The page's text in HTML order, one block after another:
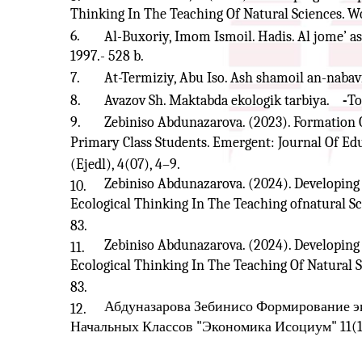
Thinking In The Teaching Of Natural Sciences.
6.
Al-Buxoriy, Imom Ismoil. Hadis. Al jome’
1997.- 528 b.
7.
At-Termiziy, Abu Iso. Ash shamoil an-
8.
Avazov Sh. Maktabda ekologik tarbiya. -
9.
Zebiniso Abdunazarova. (2023).
Primary Class Students. Emergent: Journal Of
(Ejedl), 4(07), 4–9.
10.
Zebiniso Abdunazarova. (2024).
Ecological Thinking In The Teaching ofnatural
83.
11.
Zebiniso Abdunazarova. (2024).
Ecological Thinking In The Teaching Of Natural
83.
12.
Абдуназарова Зебинисо Формирование
Начальных Классов "Экономика Исоциум"